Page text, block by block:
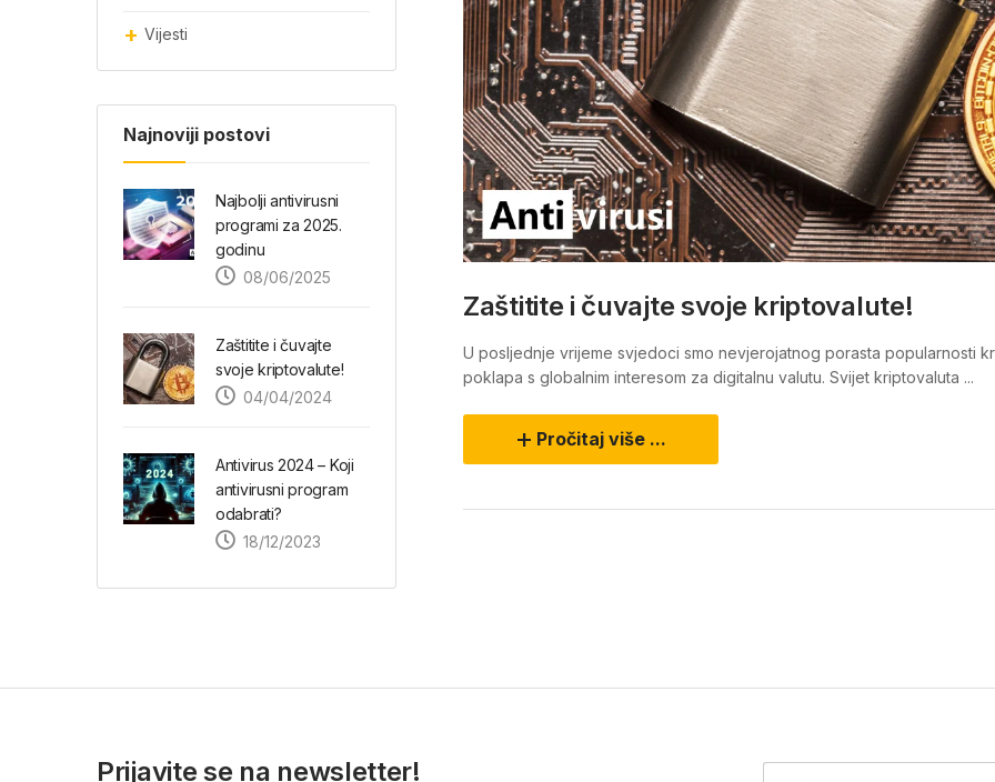
Vijesti
Najnoviji postovi
Najbolji antivirusni
programi za 2025.
godinu
08/06/2025
Zaštitite i čuvajte
svoje kriptovalute!
04/04/2024
Antivirus 2024 – Koji
antivirusni program
odabrati?
18/12/2023
Zaštitite i čuvajte svoje kriptovalute!
U posljednje vrijeme svjedoci smo nevjerojatnog porasta popularnosti
poklapa s globalnim interesom za digitalnu valutu. Svijet kriptovaluta ...
Pročitaj više ...
Prijavite se na newsletter!